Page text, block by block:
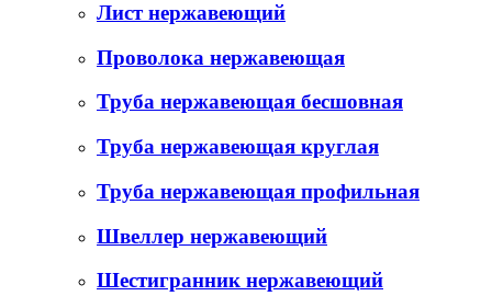
Лист нержавеющий
Проволока нержавеющая
Труба нержавеющая бесшовная
Труба нержавеющая круглая
Труба нержавеющая профильная
Швеллер нержавеющий
Шестигранник нержавеющий